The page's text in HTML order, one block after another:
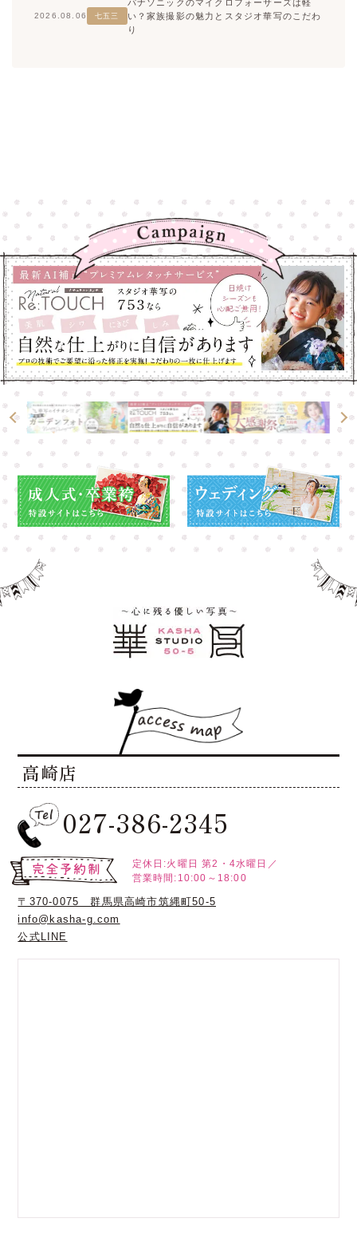
2026.08.06 七五三
パナソニックのマイクロフォーサーズは軽
い？家族撮影の魅力とスタジオ華写のこだわ
り
高崎店
027-386-2345
定休日:火曜日 第2・4水曜日／
営業時間:10:00～18:00
〒370-0075 群馬県高崎市筑縄町50-5
info@kasha-g.com
公式LINE
高崎店
大宮店
高崎店
大宮店